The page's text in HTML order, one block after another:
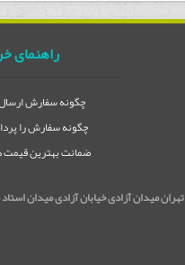
راهنمای
چگونه سفارش
چگونه سفارش را
ضمانت بهترین قیمت
تهران میدان آزادی خیابان آزادی میدان استاد معین خیابان ۲۱ متری جی بین طوس و